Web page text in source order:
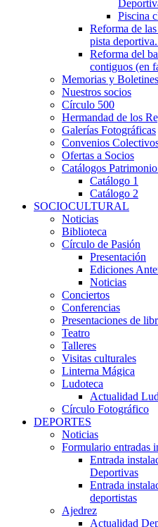
Piscina
Reforma de
pista
Reforma del
contiguos (en
Memorias y
Nuestros socios
Círculo 500
Hermandad de los
Galerías Fotográficas
Convenios
Ofertas a Socios
Catálogos
Catálogo 1
Catálogo 2
SOCIOCULTURAL
Noticias
Biblioteca
Círculo de Pasión
Presentación
Ediciones
Noticias
Conciertos
Conferencias
Presentaciones de
Teatro
Talleres
Visitas culturales
Linterna Mágica
Ludoteca
Actualidad
Círculo Fotográfico
DEPORTES
Noticias
Formulario entradas
Entrada
Deportivas
Entrada
deportistas
Ajedrez
Actualidad